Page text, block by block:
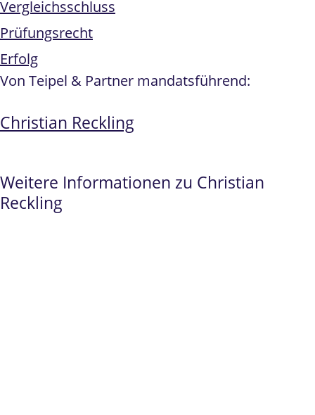
Vergleichsschluss
Prüfungsrecht
Erfolg
Von Teipel & Partner mandatsführend:
Christian Reckling
Weitere Informationen zu Christian
Reckling